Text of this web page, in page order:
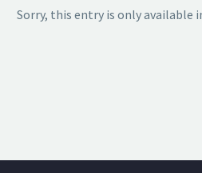
Sorry, this entry is only available